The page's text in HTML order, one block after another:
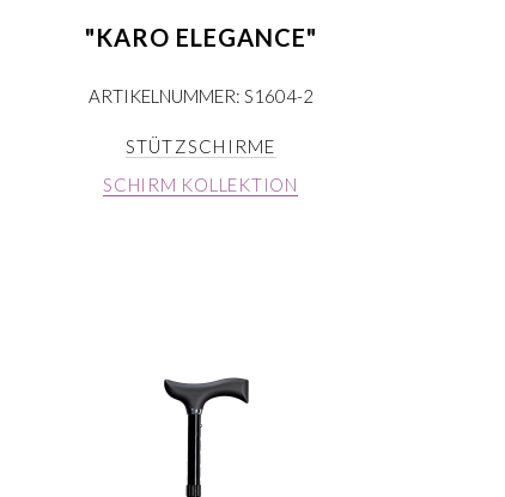
"KARO ELEGANCE"
ARTIKELNUMMER: S1604-2
STÜTZSCHIRME
SCHIRM KOLLEKTION